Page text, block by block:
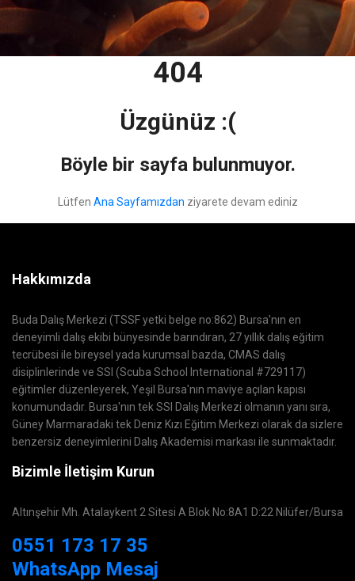
404
Üzgünüz :(
Böyle bir sayfa bulunmuyor.
Lütfen Ana Sayfamızdan ziyarete devam ediniz
Hakkımızda
Buda Dalış Merkezi (TSSF yetki belge no:862) Bursa'nın en
deneyimli dalış ekibi bünyesinde barındıran, 27 yıllık dalış eğitim
tecrübesi ile bireysel yada kurumsal bazda, CMAS dalış
disiplinlerinde ve SSI (Scuba School International #729117)
eğitimler düzenleyerek, Yeşil Bursa'nın maviye açılan kapısı
konumundadır. Bursa'nın tek SSI Dalış Merkezi olmanın yanı sıra,
Güney Marmaradaki tek Deniz Kızı Eğitim Merkezi olarak da sizlere
benzersiz deneyimlerini Dalış Akademisi markası ile sunmaktadır.
Bizimle İletişim Kurun
Altınşehir Mh. Atalaykent 2 Sitesi A Blok No:8A1 D:22 Nilüfer/Bursa
0551 173 17 35
WhatsApp Mesaj